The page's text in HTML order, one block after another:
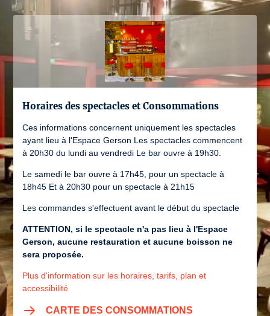
Horaires des spectacles et Consommations
Ces informations concernent uniquement les spectacles
ayant lieu à l'Espace Gerson Les spectacles commencent
à 20h30 du lundi au vendredi Le bar ouvre à 19h30.
Le samedi le bar ouvre à 17h45, pour un spectacle à
18h45 Et à 20h30 pour un spectacle à 21h15
Les commandes s'effectuent avant le début du spectacle
ATTENTION, si le spectacle n'a pas lieu à l'Espace
Gerson, aucune restauration et aucune boisson ne
sera proposée.
Plus d'information sur les horaires, tarifs, plan et
accessibilité
CARTE DES CONSOMMATIONS